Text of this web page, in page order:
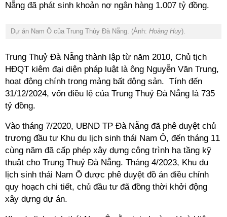
Nẵng đã phát sinh khoản nợ ngân hàng 1.007 tỷ đồng.
Dự án Nam Ô của Trung Thủy Đà Nẵng. (Ảnh: Hoàng Huy).
Trung Thuỷ Đà Nẵng thành lập từ năm 2010, Chủ tịch
HĐQT kiêm đại diện pháp luật là ông Nguyễn Văn Trung,
hoạt động chính trong mảng bất động sản. Tính đến
31/12/2024, vốn điều lệ của Trung Thuỷ Đà Nẵng là 735
tỷ đồng.
Vào tháng 7/2020, UBND TP Đà Nẵng đã phê duyệt chủ
trương đầu tư Khu du lịch sinh thái Nam Ô, đến tháng 11
cùng năm đã cấp phép xây dựng công trình hạ tầng kỹ
thuật cho Trung Thuỷ Đà Nẵng. Tháng 4/2023, Khu du
lịch sinh thái Nam Ô được phê duyệt đồ án điều chỉnh
quy hoạch chi tiết, chủ đầu tư đã đồng thời khởi động
xây dựng dự án.